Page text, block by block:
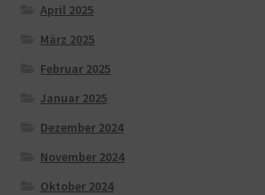
April 2025
März 2025
Februar 2025
Januar 2025
Dezember 2024
November 2024
Oktober 2024